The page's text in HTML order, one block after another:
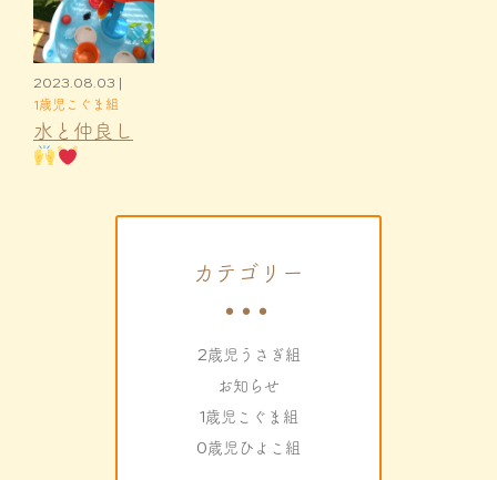
2023.08.03 |
1歳児こぐま組
水と仲良し
カテゴリー
2歳児うさぎ組
お知らせ
1歳児こぐま組
0歳児ひよこ組